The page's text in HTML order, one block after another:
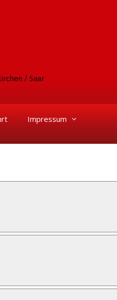
/ Saar
Impressum